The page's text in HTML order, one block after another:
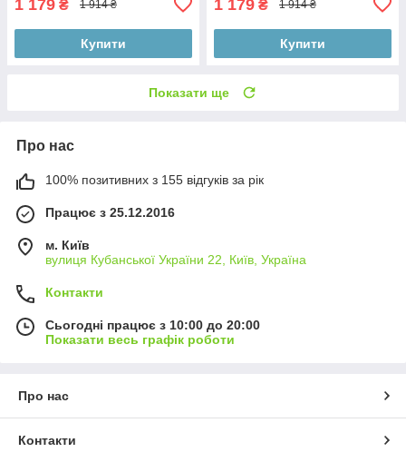
1 179 ₴ 1 914 ₴
Купити
1 179 ₴ 1 914 ₴
Купити
Показати ще
Про нас
100% позитивних з 155 відгуків за рік
Працює з 25.12.2016
м. Київ
вулиця Кубанської України 22, Київ, Україна
Контакти
Сьогодні працює з 10:00 до 20:00
Показати весь графік роботи
Про нас
Контакти